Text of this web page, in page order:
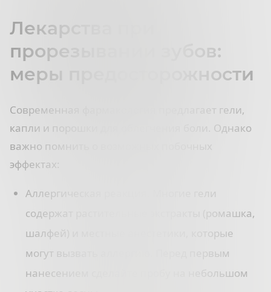
Лекарства при
прорезывании зубов:
меры предосторожности
Современная фармакология предлагает гели,
капли и порошки для облегчения боли. Однако
важно помнить о возможных побочных
эффектах:
Аллергическая реакция. Многие гели
содержат растительные экстракты (ромашка,
шалфей) и местные анестетики, которые
могут вызвать аллергию. Перед первым
нанесением сделайте пробу на небольшом